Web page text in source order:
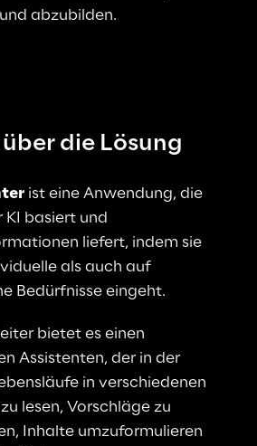
abzubilden.
die Lösung
ist eine Anwendung, die
basiert und
liefert, indem sie
als auch auf
Bedürfnisse eingeht.
bietet es einen
Assistenten, der in der
in verschiedenen
lesen, Vorschläge zu
Inhalte umzuformulieren